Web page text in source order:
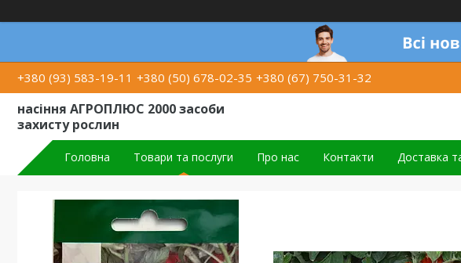
+380 (93) 583-19-11 +380 (50) 678-02-35 +380 (67) 750-31-32
насіння АГРОПЛЮС 2000 засоби
захисту рослин
Головна Товари та послуги Про нас Контакти Доставка